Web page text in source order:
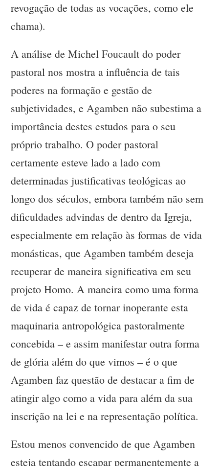
revogação de todas as vocações, como ele
chama).
A análise de Michel Foucault do poder
pastoral nos mostra a influência de tais
poderes na formação e gestão de
subjetividades, e Agamben não subestima a
importância destes estudos para o seu
próprio trabalho. O poder pastoral
certamente esteve lado a lado com
determinadas justificativas teológicas ao
longo dos séculos, embora também não sem
dificuldades advindas de dentro da Igreja,
especialmente em relação às formas de vida
monásticas, que Agamben também deseja
recuperar de maneira significativa em seu
projeto Homo. A maneira como uma forma
de vida é capaz de tornar inoperante esta
maquinaria antropológica pastoralmente
concebida – e assim manifestar outra forma
de glória além do que vimos – é o que
Agamben faz questão de destacar a fim de
atingir algo como a vida para além da sua
inscrição na lei e na representação política.
Estou menos convencido de que Agamben
esteja tentando escapar permanentemente a